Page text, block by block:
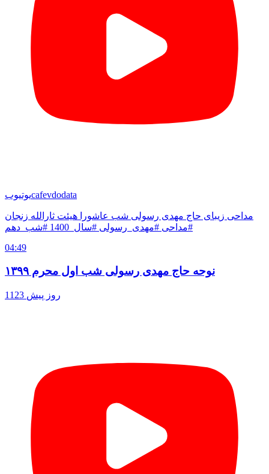
یوتیوبcafevdodata
مداحی زیبای حاج مهدی رسولی شب عاشورا هیئت ثارالله زنجان
#مداحی #مهدی_رسولی #سال_1400 #شب_دهم
04:49
نوحه حاج مهدی رسولی شب اول محرم ۱۳۹۹
1123 روز پیش